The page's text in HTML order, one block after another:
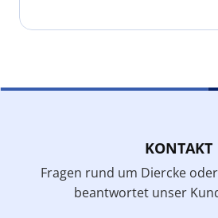
KONTAKT
Fragen rund um Diercke
beantwortet unser